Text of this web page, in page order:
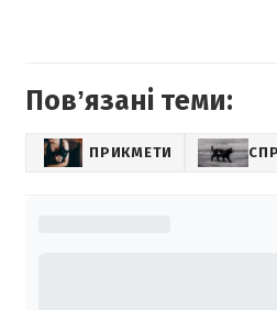
Повʼязані теми:
ПРИКМЕТИ